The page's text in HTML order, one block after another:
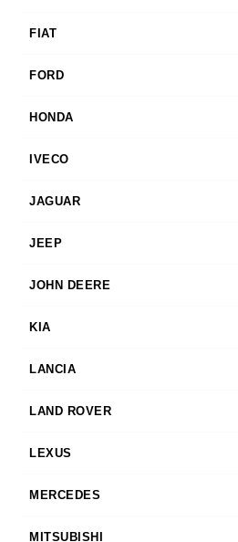
FIAT
FORD
HONDA
IVECO
JAGUAR
JEEP
JOHN DEERE
KIA
LANCIA
LAND ROVER
LEXUS
MERCEDES
MITSUBISHI